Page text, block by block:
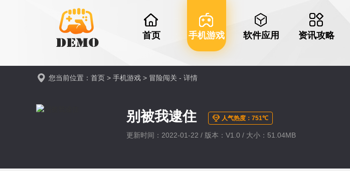
首页 手机游戏 软件应用 资讯攻略
您当前位置： 首页 > 手机游戏 > 冒险闯关 - 详情
别被我逮住 人气热度：751℃
更新时间：2022-01-22 / 版本：V1.0 / 大小：51.04MB